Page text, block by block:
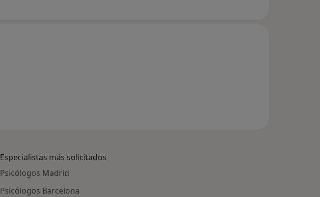
Especialistas más solicitados
Psicólogos Madrid
Psicólogos Barcelona